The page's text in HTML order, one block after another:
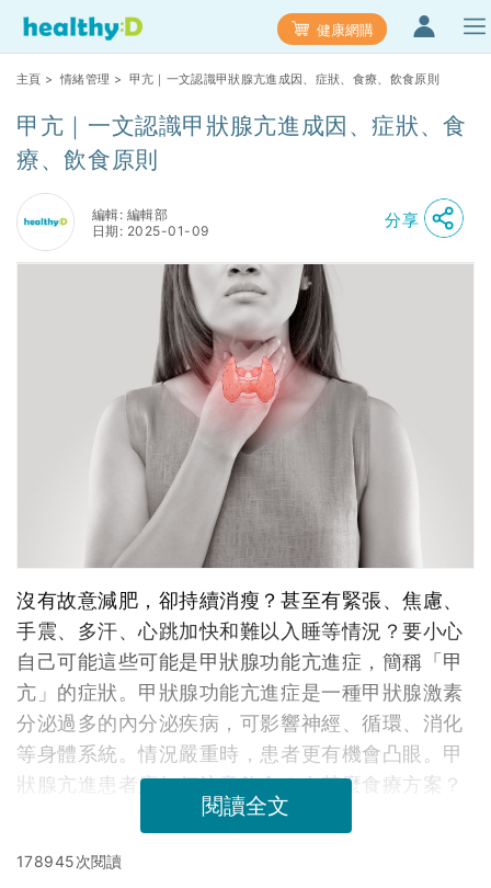
健康網購
主頁 >情緒管理 > 甲亢｜一文認識甲狀腺亢進成因、症狀、食療、飲食原則
甲亢｜一文認識甲狀腺亢進成因、症狀、食
療、飲食原則
編輯: 編輯部
日期: 2025-01-09
分享
沒有故意減肥，卻持續消瘦？甚至有緊張、焦慮、
手震、多汗、心跳加快和難以入睡等情況？要小心
自己可能這些可能是甲狀腺功能亢進症，簡稱「甲
亢」的症狀。甲狀腺功能亢進症是一種甲狀腺激素
分泌過多的內分泌疾病，可影響神經、循環、消化
等身體系統。情況嚴重時，患者更有機會凸眼。甲
狀腺亢進患者應如何注意飲食？有甚麼食療方案？
閱讀全文
178945次閱讀